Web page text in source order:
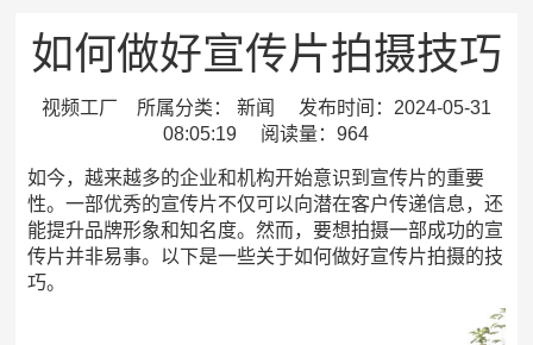
如何做好宣传片拍摄技巧
视频工厂 所属分类： 新闻 发布时间：2024-05-31
08:05:19 阅读量：964
如今，越来越多的企业和机构开始意识到宣传片的重要
性。一部优秀的宣传片不仅可以向潜在客户传递信息，还
能提升品牌形象和知名度。然而，要想拍摄一部成功的宣
传片并非易事。以下是一些关于如何做好宣传片拍摄的技
巧。